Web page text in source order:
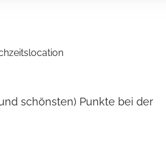
schönsten) Punkte bei der